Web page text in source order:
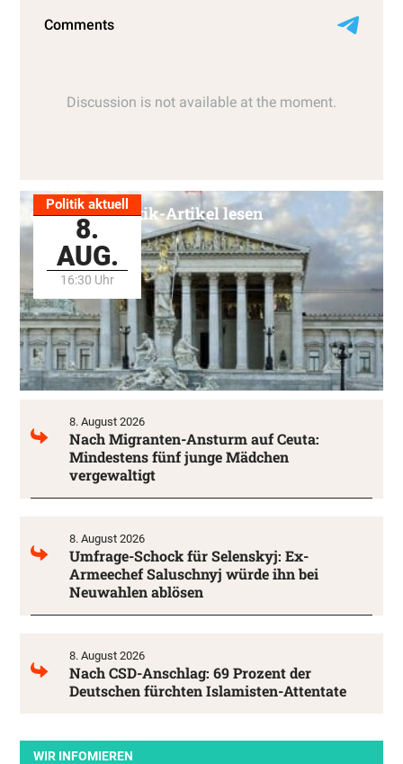
Politik aktuell
8.
AUG.
16:30 Uhr
Alle Politik-Artikel lesen
8. August 2026
Nach Migranten-Ansturm auf Ceuta:
Mindestens fünf junge Mädchen
vergewaltigt
8. August 2026
Umfrage-Schock für Selenskyj: Ex-
Armeechef Saluschnyj würde ihn bei
Neuwahlen ablösen
8. August 2026
Nach CSD-Anschlag: 69 Prozent der
Deutschen fürchten Islamisten-Attentate
WIR INFOMIEREN